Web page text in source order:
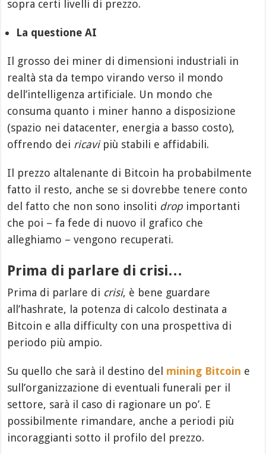
sopra certi livelli di prezzo.
La questione AI
Il grosso dei miner di dimensioni industriali in
realtà sta da tempo virando verso il mondo
dell’intelligenza artificiale. Un mondo che
consuma quanto i miner hanno a disposizione
(spazio nei datacenter, energia a basso costo),
offrendo dei ricavipiù stabili e affidabili.
Il prezzo altalenante di Bitcoin ha probabilmente
fatto il resto, anche se si dovrebbe tenere conto
del fatto che non sono insoliti drop importanti
che poi – fa fede di nuovo il grafico che
alleghiamo – vengono recuperati.
Prima di parlare di crisi…
Prima di parlare di crisi, è bene guardare
all’hashrate, la potenza di calcolo destinata a
Bitcoin e alla difficulty con una prospettiva di
periodo più ampio.
Su quello che sarà il destino del mining Bitcoin e
sull’organizzazione di eventuali funerali per il
settore, sarà il caso di ragionare un po’. E
possibilmente rimandare, anche a periodi più
incoraggianti sotto il profilo del prezzo.